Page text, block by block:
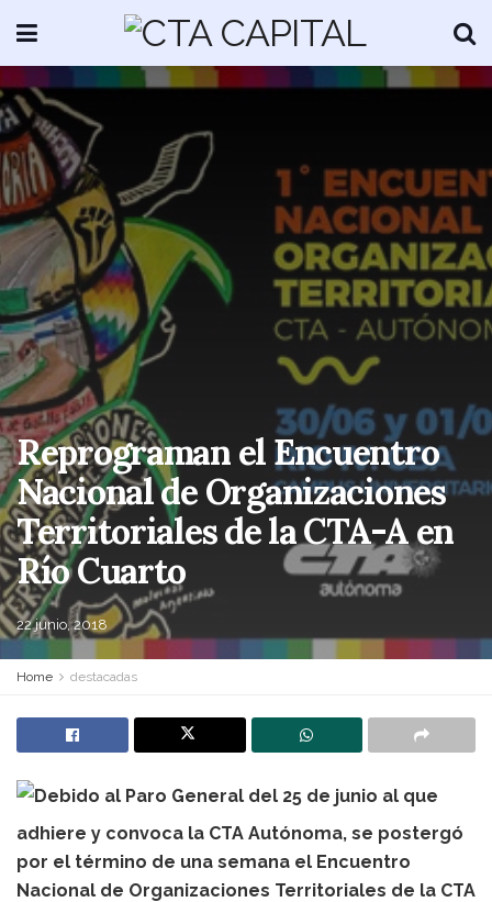
Reprograman el Encuentro
Nacional de Organizaciones
Territoriales de la CTA-A en
Río Cuarto
22 junio, 2018
Home destacadas
Debido al Paro General del 25 de junio al que
adhiere y convoca la CTA Autónoma, se postergó
por el término de una semana el Encuentro
Nacional de Organizaciones Territoriales de la CTA